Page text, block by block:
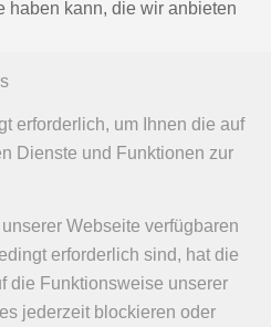
haben kann, die wir anbieten
erforderlich, um Ihnen die auf
Dienste und Funktionen zur
Webseite verfügbaren
erforderlich sind, hat die
die Funktionsweise unserer
jederzeit blockieren oder